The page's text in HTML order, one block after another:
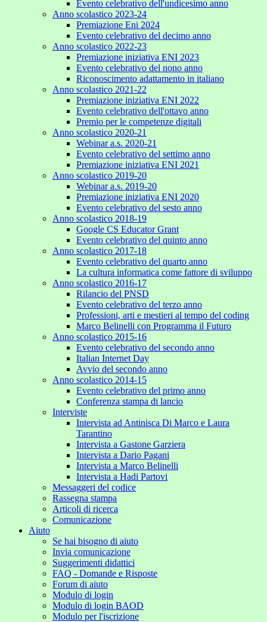
Evento celebrativo dell'undicesimo anno
Anno scolastico 2023-24
Premiazione Eni 2024
Evento celebrativo del decimo anno
Anno scolastico 2022-23
Premiazione iniziativa ENI 2023
Evento celebrativo del nono anno
Riconoscimento adattamento in italiano
Anno scolastico 2021-22
Premiazione iniziativa ENI 2022
Evento celebrativo dell'ottavo anno
Premio per le competenze digitali
Anno scolastico 2020-21
Webinar a.s. 2020-21
Evento celebrativo del settimo anno
Premiazione iniziativa ENI 2021
Anno scolastico 2019-20
Webinar a.s. 2019-20
Premiazione iniziativa ENI 2020
Evento celebrativo del sesto anno
Anno scolastico 2018-19
Google CS Educator Grant
Evento celebrativo del quinto anno
Anno scolastico 2017-18
Evento celebrativo del quarto anno
La cultura informatica come fattore di sviluppo
Anno scolastico 2016-17
Rilancio del PNSD
Evento celebrativo del terzo anno
Professioni, arti e mestieri al tempo del coding
Marco Belinelli con Programma il Futuro
Anno scolastico 2015-16
Evento celebrativo del secondo anno
Italian Internet Day
Avvio del secondo anno
Anno scolastico 2014-15
Evento celebrativo del primo anno
Conferenza stampa di lancio
Interviste
Intervista ad Antinisca Di Marco e Laura
Tarantino
Intervista a Gastone Garziera
Intervista a Dario Pagani
Intervista a Marco Belinelli
Intervista a Hadi Partovi
Messaggeri del codice
Rassegna stampa
Articoli di ricerca
Comunicazione
Aiuto
Se hai bisogno di aiuto
Invia comunicazione
Suggerimenti didattici
FAQ - Domande e Risposte
Forum di aiuto
Modulo di login
Modulo di login BAOD
Modulo per l'iscrizione